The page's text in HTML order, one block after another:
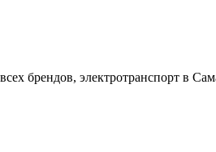
брендов, электротранспорт в